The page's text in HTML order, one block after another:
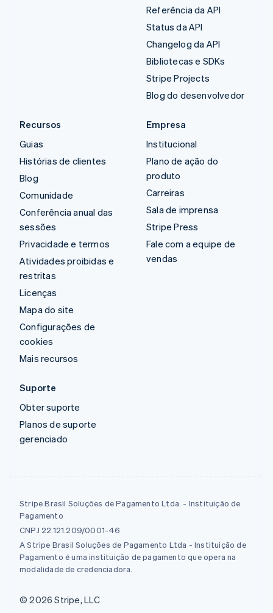
Referência da API
Status da API
Changelog da API
Bibliotecas e SDKs
Stripe Projects
Blog do desenvolvedor
Recursos
Guias
Histórias de clientes
Blog
Comunidade
Conferência anual das
sessões
Privacidade e termos
Atividades proibidas e
restritas
Licenças
Mapa do site
Configurações de
cookies
Mais recursos
Empresa
Institucional
Plano de ação do
produto
Carreiras
Sala de imprensa
Stripe Press
Fale com a equipe de
vendas
Suporte
Obter suporte
Planos de suporte
gerenciado
Stripe Brasil Soluções de Pagamento Ltda. - Instituição de
Pagamento
CNPJ 22.121.209/0001-46
A Stripe Brasil Soluções de Pagamento Ltda - Instituição de
Pagamento é uma instituição de pagamento que opera na
modalidade de credenciadora.
© 2026 Stripe, LLC